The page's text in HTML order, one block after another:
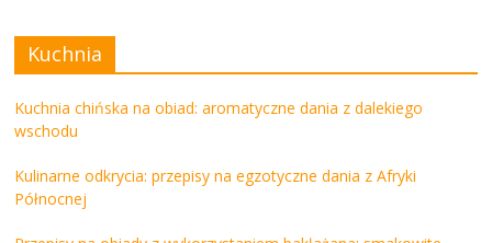
Kuchnia
Kuchnia chińska na obiad: aromatyczne dania z dalekiego
wschodu
Kulinarne odkrycia: przepisy na egzotyczne dania z Afryki
Północnej